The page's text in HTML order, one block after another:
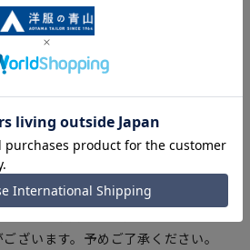
で、安心して着用いただけます。
(スッキリ)》(当社比)
め、色味やサイズ等の仕様に変更が
で、予めご了承ください。
ります。サイズ表を確認の上、ご購
ださい。
ざいます。予めご了承ください。